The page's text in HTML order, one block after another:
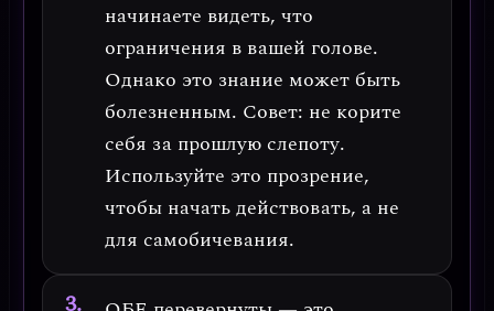
начинаете видеть, что
ограничения в вашей голове.
Однако это знание может быть
болезненным. Совет: не корите
себя за прошлую слепоту.
Используйте это прозрение,
чтобы начать действовать, а не
для самобичевания.